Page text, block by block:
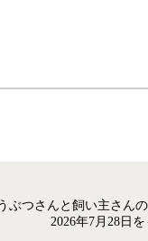
ぶつさんと飼い主さん
2026年7月28日